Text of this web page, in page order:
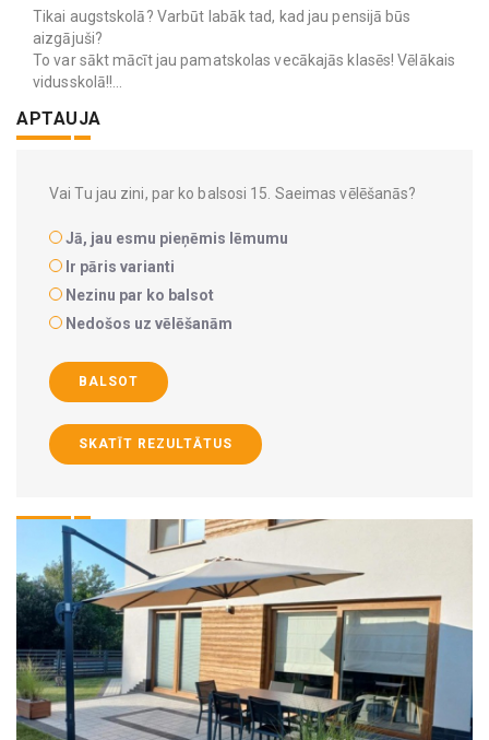
Tikai augstskolā? Varbūt labāk tad, kad jau pensijā būs
aizgājuši?
To var sākt mācīt jau pamatskolas vecākajās klasēs! Vēlākais
vidusskolā!!...
APTAUJA
Vai Tu jau zini, par ko balsosi 15. Saeimas vēlēšanās?
Jā, jau esmu pieņēmis lēmumu
Ir pāris varianti
Nezinu par ko balsot
Nedošos uz vēlēšanām
BALSOT
SKATĪT REZULTĀTUS